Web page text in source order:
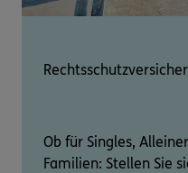
Ob für Singles,
Familien: Stellen Sie